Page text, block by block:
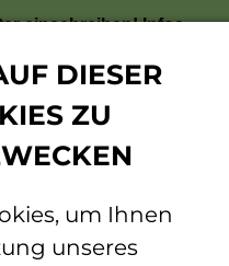
einschreiben!Infos
Personendetails
DIESER
ZU
um Ihnen
unseres